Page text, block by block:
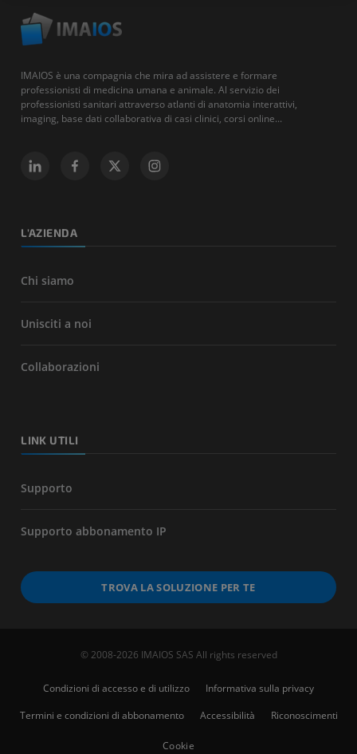
IMAIOS è una compagnia che mira ad assistere e formare
professionisti di medicina umana e animale. Al servizio dei
professionisti sanitari attraverso atlanti di anatomia interattivi,
imaging, base dati collaborativa di casi clinici, corsi online...
L'AZIENDA
Chi siamo
Unisciti a noi
Collaborazioni
LINK UTILI
Supporto
Supporto abbonamento IP
TROVA LA SOLUZIONE PER TE
© 2008-2026 IMAIOS SAS All rights reserved
Condizioni di accesso e di utilizzo
Informativa sulla privacy
Termini e condizioni di abbonamento
Accessibilità Riconoscimenti
Cookie